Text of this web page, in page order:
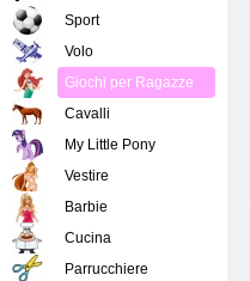
Sport
Volo
Giochi per Ragazze
Cavalli
My Little Pony
Vestire
Barbie
Cucina
Parrucchiere